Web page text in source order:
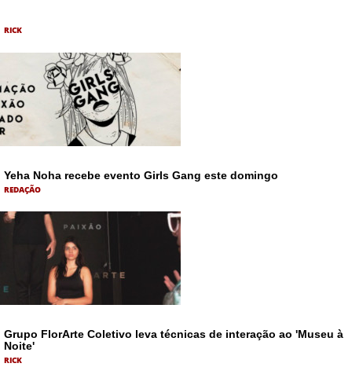
RICK
Yeha Noha recebe evento Girls Gang este domingo
REDAÇÃO
Grupo FlorArte Coletivo leva técnicas de interação ao 'Museu à
Noite'
RICK